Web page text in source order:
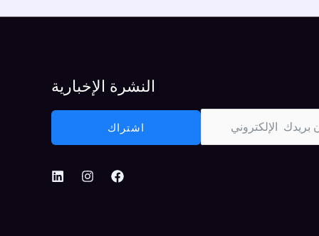
النشرة الإخبارية
اشتراك